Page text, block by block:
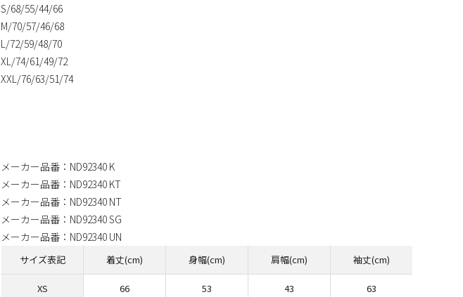
S/68/55/44/66
M/70/57/46/68
L/72/59/48/70
XL/74/61/49/72
XXL/76/63/51/74
メーカー品番：ND92340 K
メーカー品番：ND92340 KT
メーカー品番：ND92340 NT
メーカー品番：ND92340 SG
メーカー品番：ND92340 UN
サイズ表記 着丈(cm) 身幅(cm) 肩幅(cm) 袖丈(cm)
XS 66 53 43 63